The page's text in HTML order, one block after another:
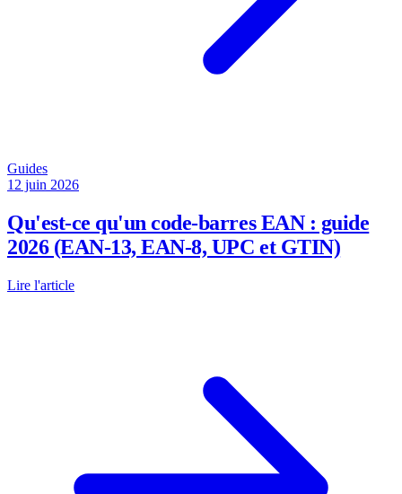
Guides
12 juin 2026
Qu'est-ce qu'un code-barres EAN : guide
2026 (EAN-13, EAN-8, UPC et GTIN)
Lire l'article